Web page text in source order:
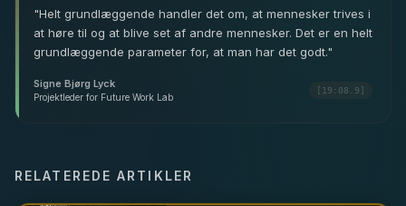
"Helt grundlæggende handler det om, at mennesker trives i
at høre til og at blive set af andre mennesker. Det er en helt
grundlæggende parameter for, at man har det godt."
Signe Bjørg Lyck
Projektleder for Future Work Lab
[19:08.9]
RELATEREDE ARTIKLER